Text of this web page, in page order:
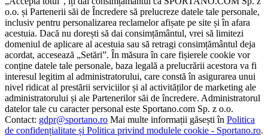
o.o. și Partenerii săi de Încredere să prelucreze datele tale personale,
inclusiv pentru personalizarea reclamelor afișate pe site și în afara
acestuia. Dacă nu dorești să dai consimțământul, vrei să limitezi
domeniul de aplicare al acestuia sau să retragi consimțământul deja
acordat, accesează „Setări”. În măsura în care fișierele cookie vor
conține datele tale personale, baza legală a prelucrării acestora va fi
interesul legitim al administratorului, care constă în asigurarea unui
nivel ridicat al prestării serviciilor și al activităților de marketing ale
administratorului și ale Partenerilor săi de încredere. Administratorul
datelor tale cu caracter personal este Sportano.com Sp. z o.o.
Contact: gdpr@sportano.ro Mai multe informații găsești în Politica
de confidențialitate și Politica privind modulele cookie - Sportano.ro.